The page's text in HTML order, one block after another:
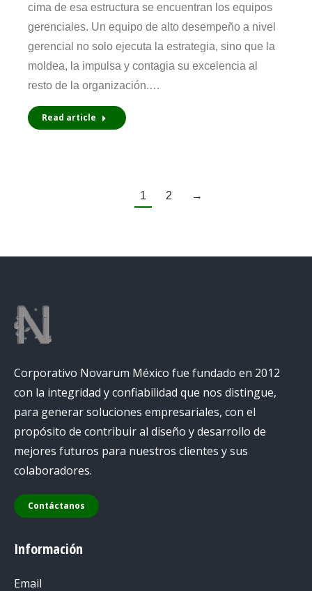
cima de esa estructura se encuentran los equipos
gerenciales. Un equipo de alto desempeño a nivel
gerencial no solo ejecuta la estrategia, sino que la
moldea, la impulsa y contagia su excelencia al
resto de la organización.…
Read article
1 2 →
Corporativo Novarum México fue fundado en 2012
con la integridad y confiabilidad que nos distingue,
para generar soluciones empresariales, con el
propósito de contribuir al diseño y desarrollo de
mejores futuros para nuestros clientes y sus
colaboradores.
Contáctanos
Información
Email